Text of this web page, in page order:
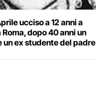
ucciso a 12 anni a
dopo 40 anni un
un ex studente del padre